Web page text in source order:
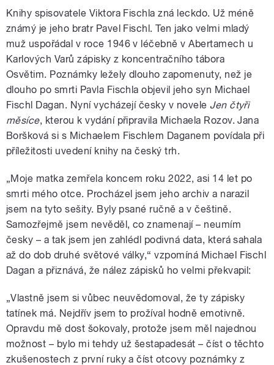
Knihy spisovatele Viktora Fischla zná leckdo. Už méně
známý je jeho bratr Pavel Fischl. Ten jako velmi mladý
muž uspořádal v roce 1946 v léčebně v Abertamech u
Karlových Varů zápisky z koncentračního tábora
Osvětim. Poznámky ležely dlouho zapomenuty, než je
dlouho po smrti Pavla Fischla objevil jeho syn Michael
Fischl Dagan. Nyní vycházejí česky v novele Jen čtyři
měsíce, kterou k vydání připravila Michaela Rozov. Jana
Boršková si s Michaelem Fischlem Daganem povídala při
příležitosti uvedení knihy na český trh.
„Moje matka zemřela koncem roku 2022, asi 14 let po
smrti mého otce. Procházel jsem jeho archiv a narazil
jsem na tyto sešity. Byly psané ručně a v češtině.
Samozřejmě jsem nevěděl, co znamenají – neumím
česky – a tak jsem jen zahlédl podivná data, která sahala
až do dob druhé světové války,“ vzpomíná Michael Fischl
Dagan a přiznává, že nález zápisků ho velmi překvapil:
„Vlastně jsem si vůbec neuvědomoval, že ty zápisky
tatínek má. Nejdřív jsem to prožíval hodně emotivně.
Opravdu mě dost šokovaly, protože jsem měl najednou
možnost – bylo mi tehdy už šestapadesát – číst o těchto
zkušenostech z první ruky a číst otcovy poznámky z